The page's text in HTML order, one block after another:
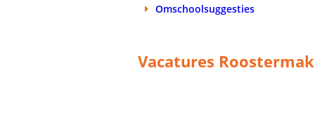
Omschoolsuggesties
Vacatures